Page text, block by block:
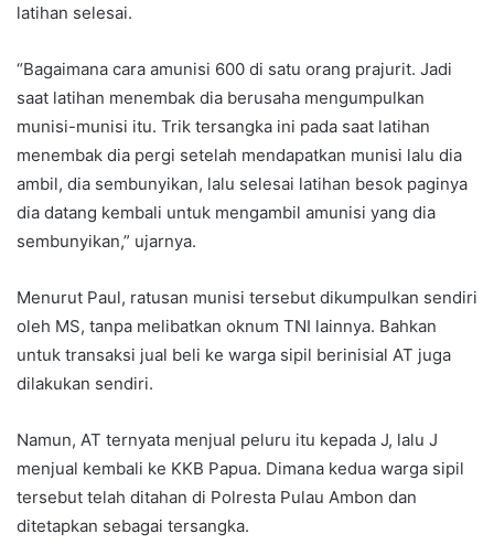
latihan selesai.
“Bagaimana cara amunisi 600 di satu orang prajurit. Jadi
saat latihan menembak dia berusaha mengumpulkan
munisi-munisi itu. Trik tersangka ini pada saat latihan
menembak dia pergi setelah mendapatkan munisi lalu dia
ambil, dia sembunyikan, lalu selesai latihan besok paginya
dia datang kembali untuk mengambil amunisi yang dia
sembunyikan,” ujarnya.
Menurut Paul, ratusan munisi tersebut dikumpulkan sendiri
oleh MS, tanpa melibatkan oknum TNI lainnya. Bahkan
untuk transaksi jual beli ke warga sipil berinisial AT juga
dilakukan sendiri.
Namun, AT ternyata menjual peluru itu kepada J, lalu J
menjual kembali ke KKB Papua. Dimana kedua warga sipil
tersebut telah ditahan di Polresta Pulau Ambon dan
ditetapkan sebagai tersangka.